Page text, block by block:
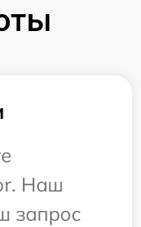
Наш
запрос